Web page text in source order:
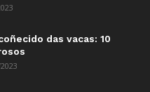
das vacas: 10